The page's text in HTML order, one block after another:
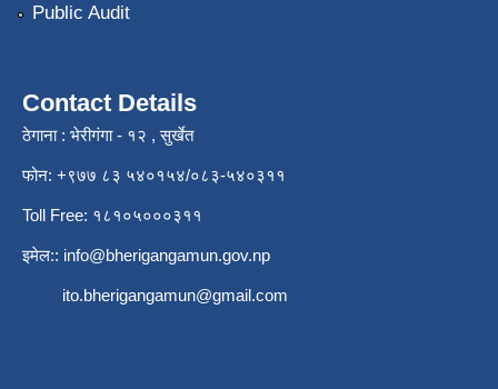
Public Audit
Contact Details
ठेगाना : भेरीगंगा - १२ , सुर्खेत
फोन: +९७७ ८३ ५४०१५४/०८३-५४०३११
Toll Free: १८१०५०००३११
इमेल:: info@bherigangamun.gov.np
ito.bherigangamun@gmail.com